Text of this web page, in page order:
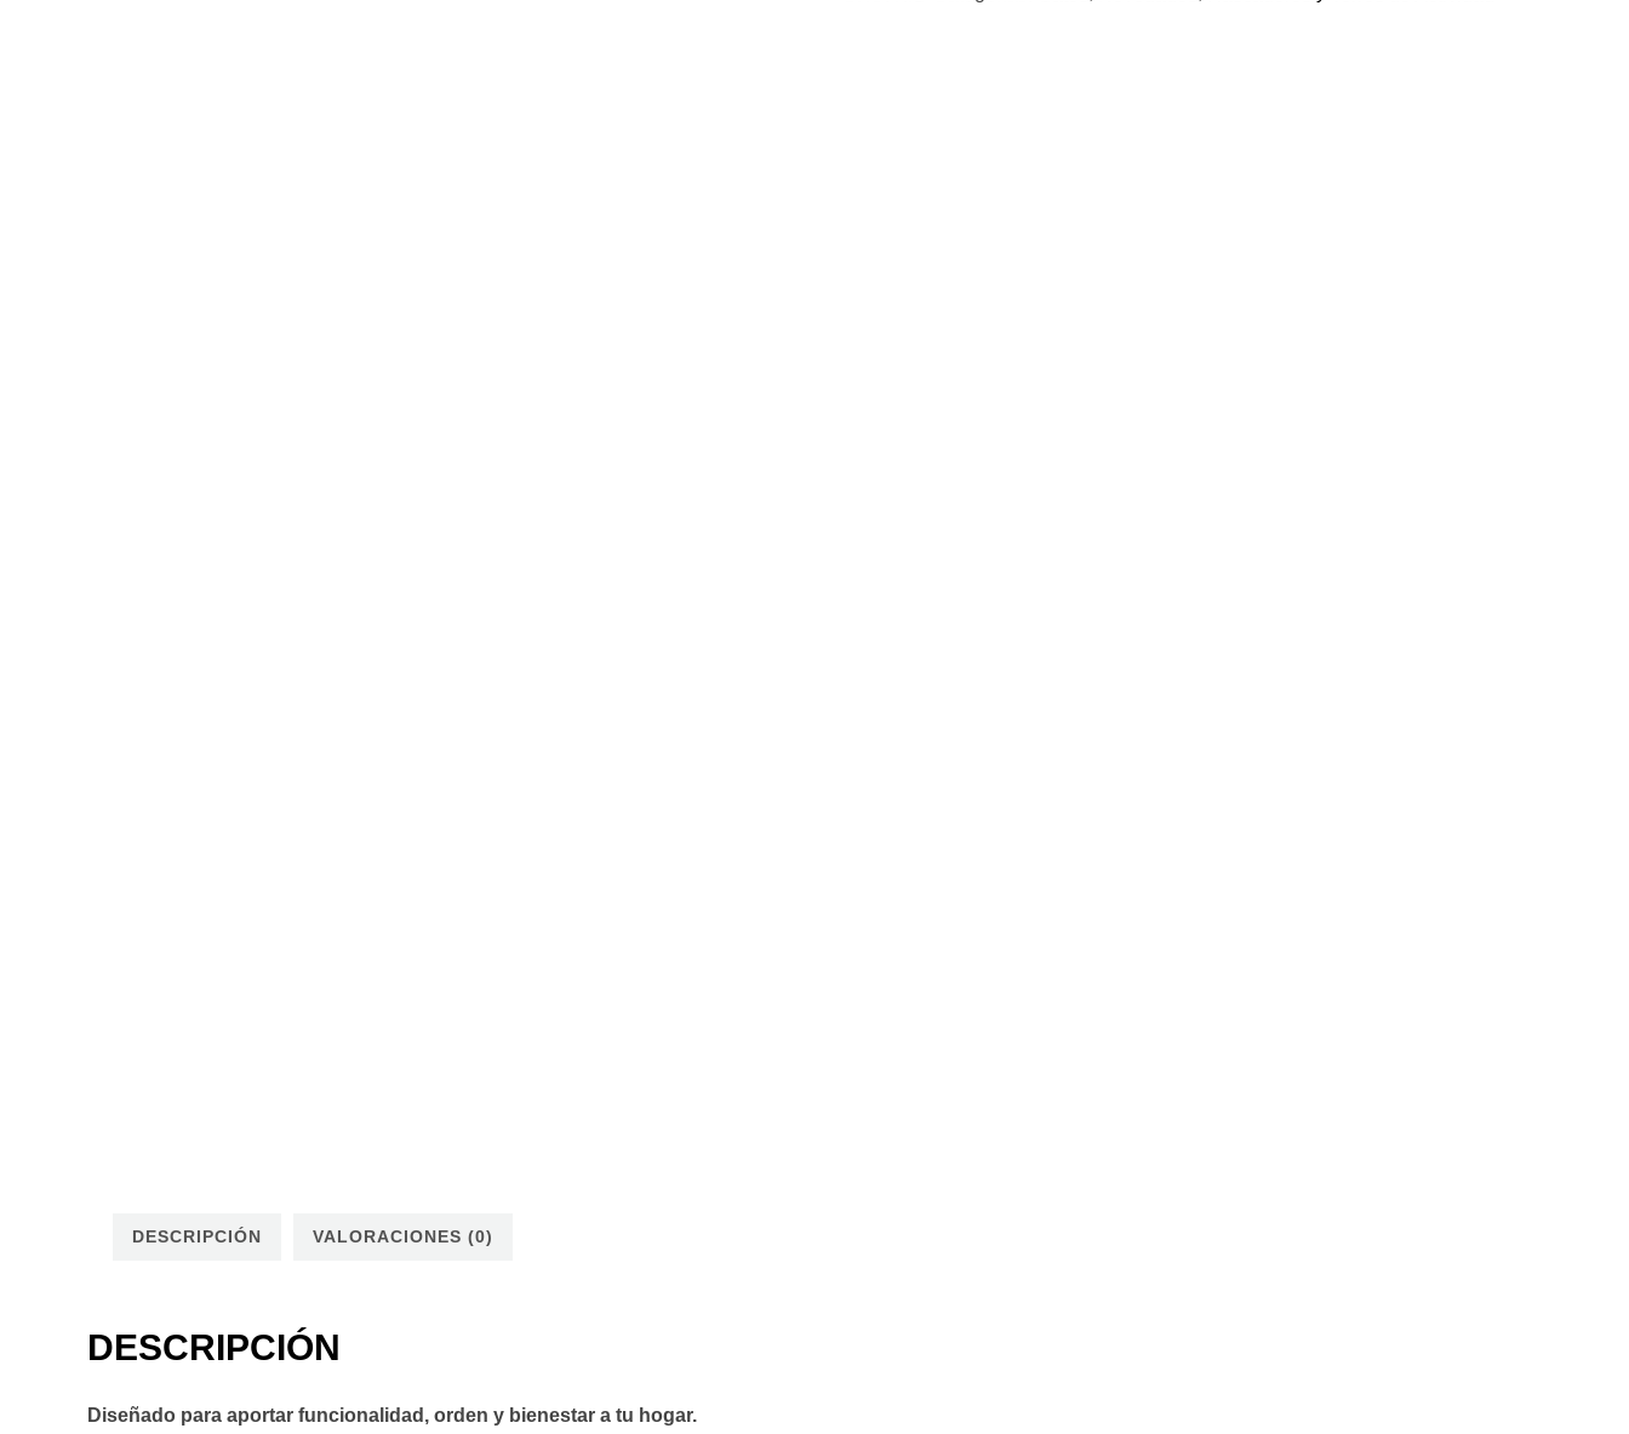
DESCRIPCIÓN VALORACIONES (0)
DESCRIPCIÓN
Diseñado para aportar funcionalidad, orden y bienestar a tu hogar.